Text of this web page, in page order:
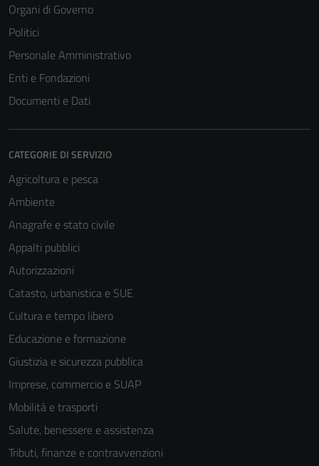
Organi di Governo
Politici
Personale Amministrativo
Enti e Fondazioni
Documenti e Dati
CATEGORIE DI SERVIZIO
Agricoltura e pesca
Ambiente
Anagrafe e stato civile
Appalti pubblici
Autorizzazioni
Catasto, urbanistica e SUE
Cultura e tempo libero
Educazione e formazione
Giustizia e sicurezza pubblica
Imprese, commercio e SUAP
Mobilità e trasporti
Salute, benessere e assistenza
Tributi, finanze e contravvenzioni